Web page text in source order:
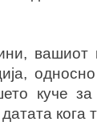
куче
кога